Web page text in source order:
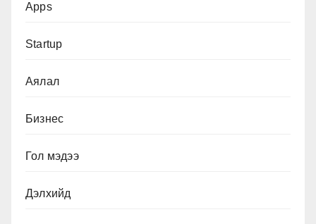
Apps
Startup
Аялал
Бизнес
Гол мэдээ
Дэлхийд